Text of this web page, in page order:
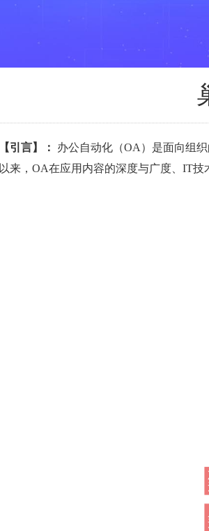
【引言】：
办公自动化（OA）是面向组
以来，OA在应用内容的深度与广度、IT